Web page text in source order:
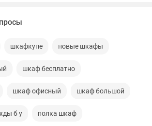
шкафкупе новые шкафы
шкаф бесплатно
шкаф офисный шкаф большой
б у полка шкаф